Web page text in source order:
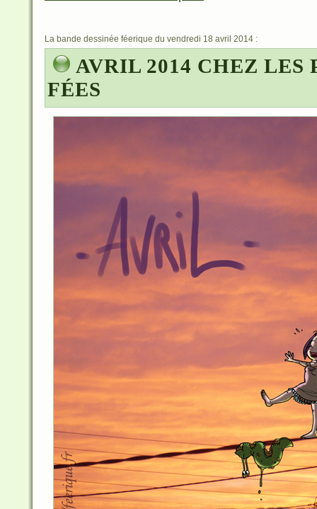
La bande dessinée féerique du vendredi 18 avril 2014 :
AVRIL 2014 CHEZ LES
FÉES